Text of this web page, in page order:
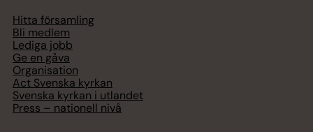
Hitta församling
Bli medlem
Lediga jobb
Ge en gåva
Organisation
Act Svenska kyrkan
Svenska kyrkan i utlandet
Press – nationell nivå